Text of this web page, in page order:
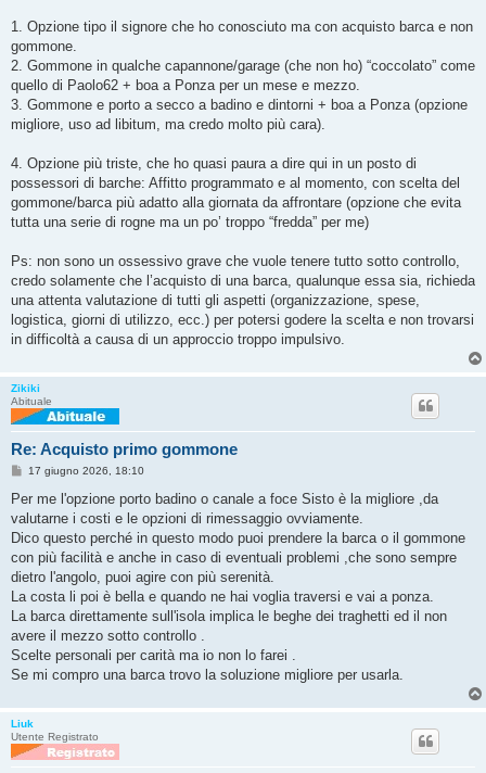
1. Opzione tipo il signore che ho conosciuto ma con acquisto barca e non
gommone.
2. Gommone in qualche capannone/garage (che non ho) “coccolato” come
quello di Paolo62 + boa a Ponza per un mese e mezzo.
3. Gommone e porto a secco a badino e dintorni + boa a Ponza (opzione
migliore, uso ad libitum, ma credo molto più cara).
4. Opzione più triste, che ho quasi paura a dire qui in un posto di
possessori di barche: Affitto programmato e al momento, con scelta del
gommone/barca più adatto alla giornata da affrontare (opzione che evita
tutta una serie di rogne ma un po’ troppo “fredda” per me)
Ps: non sono un ossessivo grave che vuole tenere tutto sotto controllo,
credo solamente che l’acquisto di una barca, qualunque essa sia, richieda
una attenta valutazione di tutti gli aspetti (organizzazione, spese,
logistica, giorni di utilizzo, ecc.) per potersi godere la scelta e non trovarsi
in difficoltà a causa di un approccio troppo impulsivo.
Zikiki
Abituale
Re: Acquisto primo gommone
M
s
a
g
i
o
17 giugno 2026, 18:10
Per me l'opzione porto badino o canale a foce Sisto è la migliore ,da
valutarne i costi e le opzioni di rimessaggio ovviamente.
Dico questo perché in questo modo puoi prendere la barca o il gommone
con più facilità e anche in caso di eventuali problemi ,che sono sempre
dietro l'angolo, puoi agire con più serenità.
La costa li poi è bella e quando ne hai voglia traversi e vai a ponza.
La barca direttamente sull'isola implica le beghe dei traghetti ed il non
avere il mezzo sotto controllo .
Scelte personali per carità ma io non lo farei .
Se mi compro una barca trovo la soluzione migliore per usarla.
Liuk
Utente Registrato